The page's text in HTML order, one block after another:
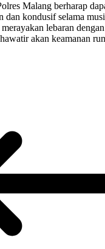
Malang berharap
dan kondusif selama
lebaran
akan keamanan